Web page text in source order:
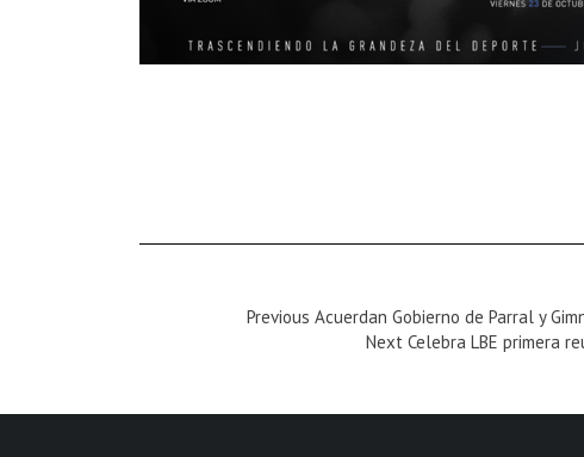
Previous
Previous Acuerdan Gobierno de Parral y
Next
Next Celebra LBE primera